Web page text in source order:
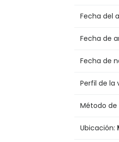
Fecha del
Fecha de
Fecha de
Perfil de la
Método de
Ubicación: